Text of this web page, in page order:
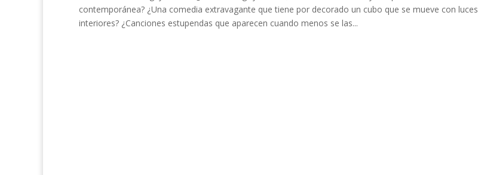
contemporánea? ¿Una comedia extravagante que tiene por decorado un cubo que se mueve con luces
interiores? ¿Canciones estupendas que aparecen cuando menos se las...